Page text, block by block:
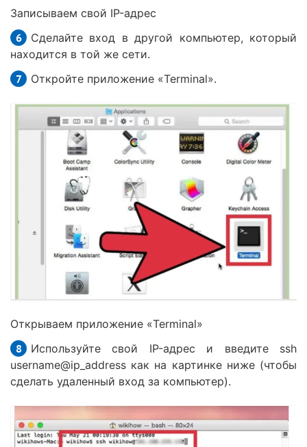
Записываем свой IP-адрес
Сделайте вход в другой компьютер, который
находится в той же сети.
Откройте приложение «Terminal».
Открываем приложение «Terminal»
Используйте свой IP-адрес и введите ssh
username@ip_address как на картинке ниже (чтобы
сделать удаленный вход за компьютер).